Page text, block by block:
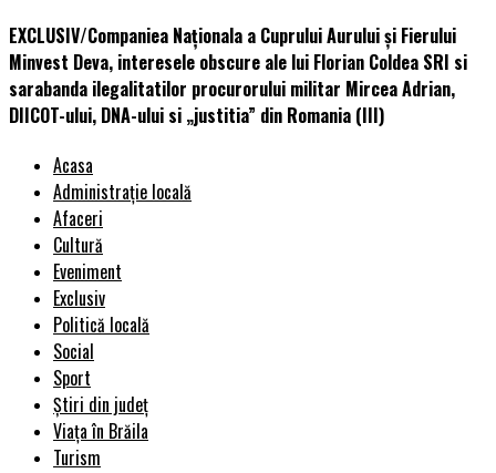
EXCLUSIV/Companiea Naționala a Cuprului Aurului și Fierului
Minvest Deva, interesele obscure ale lui Florian Coldea SRI si
sarabanda ilegalitatilor procurorului militar Mircea Adrian,
DIICOT-ului, DNA-ului si „justitia” din Romania (III)
Acasa
Administrație locală
Afaceri
Cultură
Eveniment
Exclusiv
Politică locală
Social
Sport
Știri din județ
Viața în Brăila
Turism